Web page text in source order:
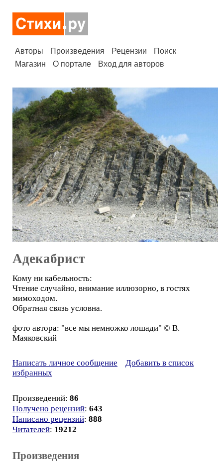
Авторы Произведения Рецензии
Поиск
Магазин
О портале Вход для авторов
Адекабрист
Кому ни кабельность:
Чтение случайно, внимание иллюзорно, в гостях
мимоходом.
Обратная связь условна.
фото автора: "все мы немножко лошади" © В.
Маяковский
Написать личное сообщение
Добавить в список
избранных
Произведений: 86
Получено рецензий: 643
Написано рецензий: 888
Читателей: 19212
Произведения